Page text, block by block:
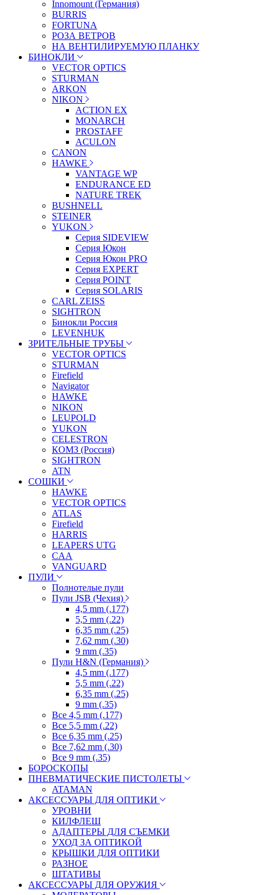
Innomount (Германия)
BURRIS
FORTUNA
РОЗА ВЕТРОВ
НА ВЕНТИЛИРУЕМУЮ ПЛАНКУ
БИНОКЛИ
VECTOR OPTICS
STURMAN
ARKON
NIKON
ACTION EX
MONARCH
PROSTAFF
ACULON
CANON
HAWKE
VANTAGE WP
ENDURANCE ED
NATURE TREK
BUSHNELL
STEINER
YUKON
Серия SIDEVIEW
Серия Юкон
Серия Юкон PRO
Серия EXPERT
Серия POINT
Серия SOLARIS
CARL ZEISS
SIGHTRON
Бинокли Россия
LEVENHUK
ЗРИТЕЛЬНЫЕ ТРУБЫ
VECTOR OPTICS
STURMAN
Firefield
Navigator
HAWKE
NIKON
LEUPOLD
YUKON
CELESTRON
КОМЗ (Россия)
SIGHTRON
ATN
СОШКИ
HAWKE
VECTOR OPTICS
ATLAS
Firefield
HARRIS
LEAPERS UTG
CAA
VANGUARD
ПУЛИ
Полнотелые пули
Пули JSB (Чехия)
4,5 mm (.177)
5,5 mm (.22)
6,35 mm (.25)
7,62 mm (.30)
9 mm (.35)
Пули H&N (Германия)
4,5 mm (.177)
5,5 mm (.22)
6,35 mm (.25)
9 mm (.35)
Все 4,5 mm (.177)
Все 5,5 mm (.22)
Все 6,35 mm (.25)
Все 7,62 mm (.30)
Все 9 mm (.35)
БОРОСКОПЫ
ПНЕВМАТИЧЕСКИЕ ПИСТОЛЕТЫ
ATAMAN
АКСЕССУАРЫ ДЛЯ ОПТИКИ
УРОВНИ
КИЛФЛЕШ
АДАПТЕРЫ ДЛЯ СЪЕМКИ
УХОД ЗА ОПТИКОЙ
КРЫШКИ ДЛЯ ОПТИКИ
РАЗНОЕ
ШТАТИВЫ
АКСЕССУАРЫ ДЛЯ ОРУЖИЯ